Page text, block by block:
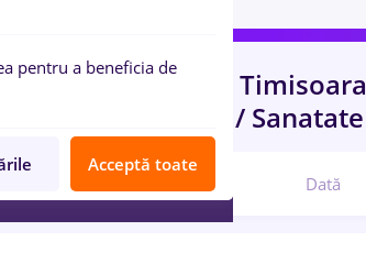
cu salarii dm Timisoara
Medicina / Sanatate
Relevanță Dată
pentru a beneficia de
Acceptă toate